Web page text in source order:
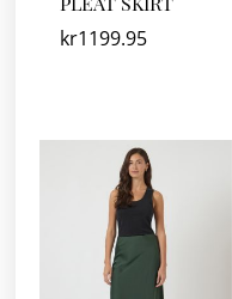
kr1199.95